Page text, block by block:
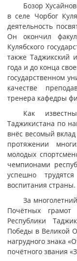
Бозор
в селе Чорбог
деятельность
Он окончил
Кулябского
также Таджикский
года и до конца
государственном
качестве
тренера кафедры
Как
Таджикистана по
внёс весомый
протяжении
молодых
чемпионами
успешно
воспитания страны.
За
Почётных грамот
Республики
Победы в Великой
нагрудного знака
почётного звания